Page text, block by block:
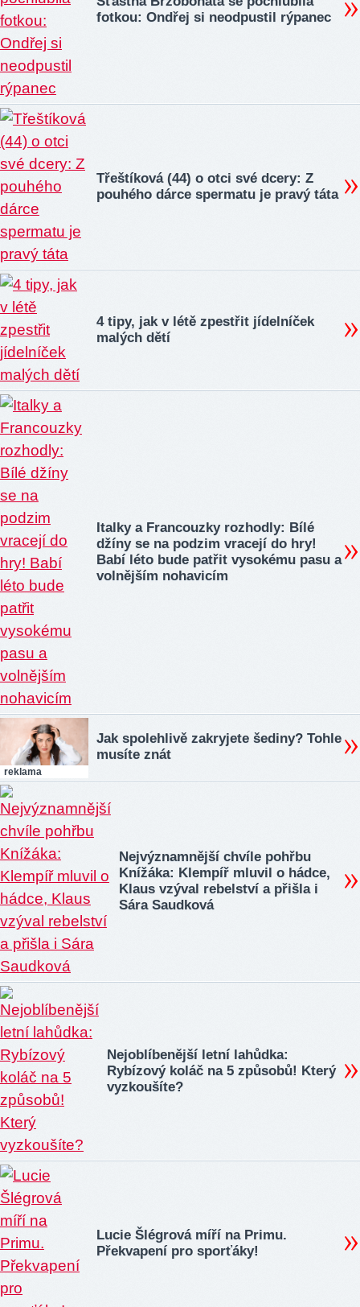
fotkou: Ondřej si neodpustil rýpanec
Třeštíková (44) o otci své dcery: Z
pouhého dárce spermatu je pravý táta
4 tipy, jak v létě zpestřit jídelníček
malých dětí
Italky a Francouzky rozhodly: Bílé
džíny se na podzim vracejí do hry!
Babí léto bude patřit vysokému pasu a
volnějším nohavicím
reklama
Jak spolehlivě zakryjete šediny? Tohle
musíte znát
Nejvýznamnější chvíle pohřbu
Knížáka: Klempíř mluvil o hádce,
Klaus vzýval rebelství a přišla i
Sára Saudková
Nejoblíbenější letní lahůdka:
Rybízový koláč na 5 způsobů! Který
vyzkoušíte?
Lucie Šlégrová míří na Primu.
Překvapení pro sporťáky!